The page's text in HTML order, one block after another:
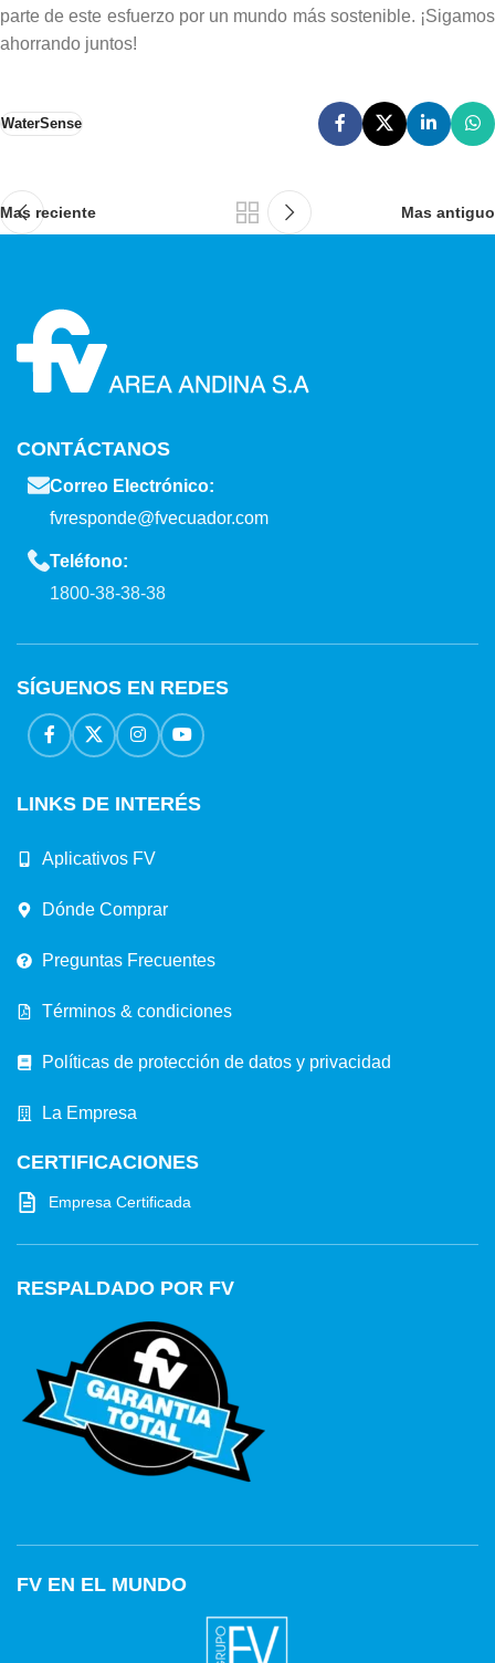
parte de este esfuerzo por un mundo más sostenible. ¡Sigamos
ahorrando juntos!
WaterSense
Mas reciente Mas antiguo
CONTÁCTANOS
Correo Electrónico:
fvresponde@fvecuador.com
Teléfono:
1800-38-38-38
SÍGUENOS EN REDES
LINKS DE INTERÉS
Aplicativos FV
Dónde Comprar
Preguntas Frecuentes
Términos & condiciones
Políticas de protección de datos y privacidad
La Empresa
CERTIFICACIONES
Empresa Certificada
RESPALDADO POR FV
FV EN EL MUNDO